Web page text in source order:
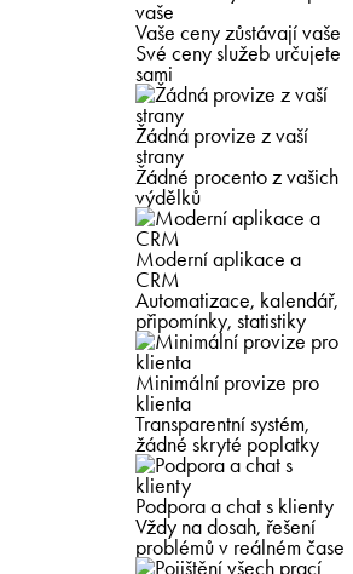
Vaše ceny zůstávají vaše
Své ceny služeb určujete
sami
Žádná provize z vaší
strany
Žádné procento z vašich
výdělků
Moderní aplikace a
CRM
Automatizace, kalendář,
připomínky, statistiky
Minimální provize pro
klienta
Transparentní systém,
žádné skryté poplatky
Podpora a chat s klienty
Vždy na dosah, řešení
problémů v reálném čase